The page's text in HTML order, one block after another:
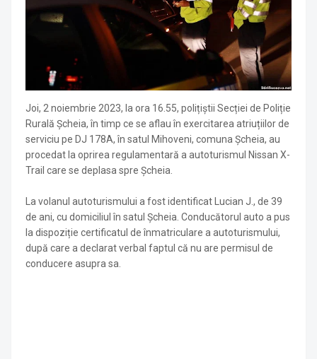
Joi, 2 noiembrie 2023, la ora 16.55, polițiștii Secției de Poliție
Rurală Șcheia, în timp ce se aflau în exercitarea atriuțiilor de
serviciu pe DJ 178A, în satul Mihoveni, comuna Șcheia, au
procedat la oprirea regulamentară a autoturismul Nissan X-
Trail care se deplasa spre Șcheia.
La volanul autoturismului a fost identificat Lucian J., de 39
de ani, cu domiciliul în satul Șcheia. Conducătorul auto a pus
la dispoziție certificatul de înmatriculare a autoturismului,
după care a declarat verbal faptul că nu are permisul de
conducere asupra sa.